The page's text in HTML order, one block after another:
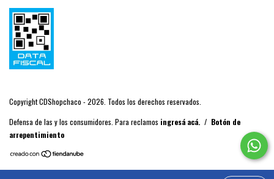
Copyright CDShopchaco - 2026. Todos los derechos reservados.
Defensa de las y los consumidores. Para reclamos ingresá acá. / Botón de
arrepentimiento